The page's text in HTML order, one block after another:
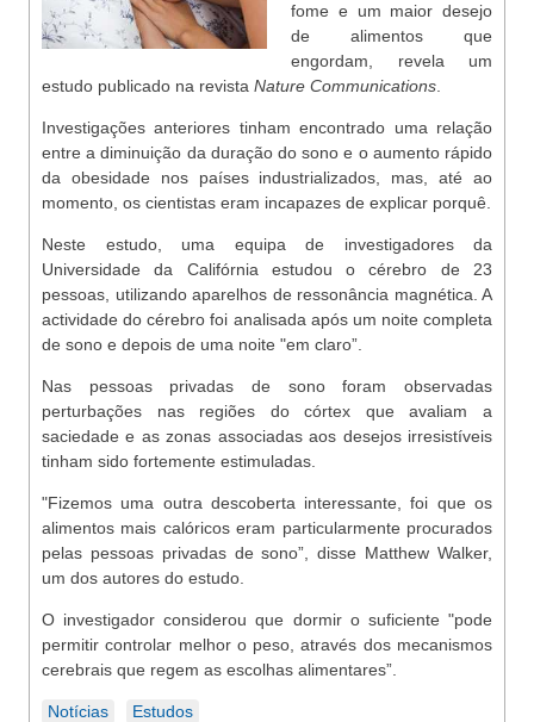
fome e um maior desejo
de alimentos que
engordam, revela um
estudo publicado na revista Nature Communications
Investigações anteriores tinham encontrado uma relação
entre a diminuição da duração do sono e o aumento rápido
da obesidade nos países industrializados, mas, até ao
momento, os cientistas eram incapazes de explicar porquê.
Neste estudo, uma equipa de investigadores da
Universidade da Califórnia estudou o cérebro de 23
pessoas, utilizando aparelhos de ressonância magnética. A
actividade do cérebro foi analisada após um noite completa
de sono e depois de uma noite "em claro”.
Nas pessoas privadas de sono foram observadas
perturbações nas regiões do córtex que avaliam a
saciedade e as zonas associadas aos desejos irresistíveis
tinham sido fortemente estimuladas.
"Fizemos uma outra descoberta interessante, foi que os
alimentos mais calóricos eram particularmente procurados
pelas pessoas privadas de sono”, disse Matthew Walker,
um dos autores do estudo.
O investigador considerou que dormir o suficiente "pode
permitir controlar melhor o peso, através dos mecanismos
cerebrais que regem as escolhas alimentares”.
Notícias Estudos